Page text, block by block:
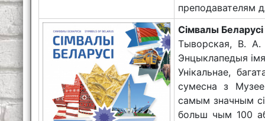
преподавателям
Сімвалы
Тыворская, В. А.
Энцыклапедыя
Унікальнае,
сумесна з
самым значным
больш чым 100